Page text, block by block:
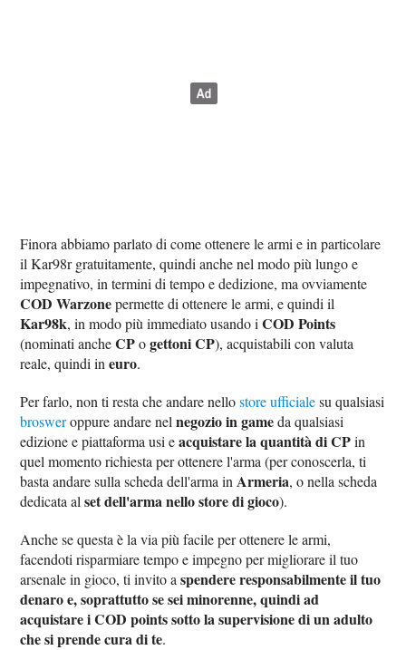
Finora abbiamo parlato di come ottenere le armi e in particolare
il Kar98r gratuitamente, quindi anche nel modo più lungo e
impegnativo, in termini di tempo e dedizione, ma ovviamente
COD Warzonepermette di ottenere le armi, e quindi il
Kar98k, in modo più immediato usando iCOD Points
(nominati ancheCPogettoni CP), acquistabili con valuta
reale, quindi ineuro.
Per farlo, non ti resta che andare nellostore ufficialesu qualsiasi
brosweroppure andare nelnegozio in gameda qualsiasi
edizione e piattaforma usi eacquistare la quantità di CPin
quel momento richiesta per ottenere l'arma (per conoscerla, ti
basta andare sulla scheda dell'arma in Armeria, o nella scheda
dedicata alset dell'arma nello store di gioco).
Anche se questa è la via più facile per ottenere le armi,
facendoti risparmiare tempo e impegno per migliorare il tuo
arsenale in gioco, ti invito aspendere responsabilmente il tuo
denaro e, soprattutto se sei minorenne, quindi ad
acquistare i COD points sotto la supervisione di un adulto
che si prende cura di te.